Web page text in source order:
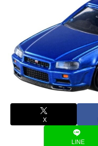
X
LINE